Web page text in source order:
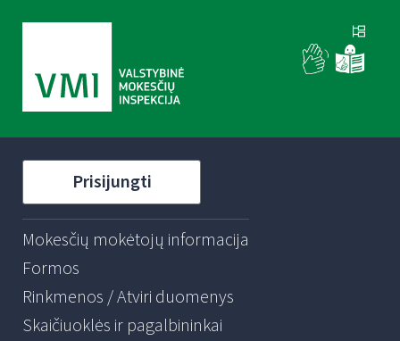
Prisijungti
Mokesčių mokėtojų informacija
Formos
Rinkmenos / Atviri duomenys
Skaičiuoklės ir pagalbininkai